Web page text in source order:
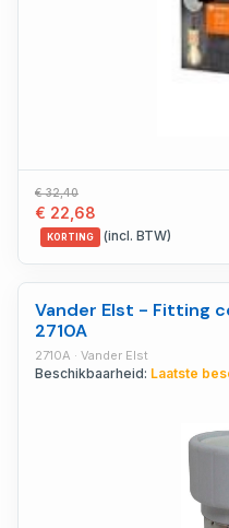
€ 32,40
€ 22,68
KORTING (incl. BTW)
Vander Elst - Fitting
2710A
2710A · Vander Elst
Beschikbaarheid: Laatste